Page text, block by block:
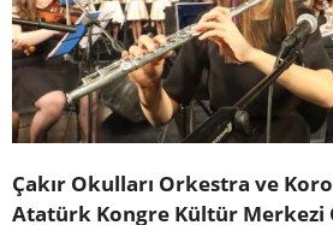
Çakır Okulları Orkestra ve
Atatürk Kongre Kültür Merkezi